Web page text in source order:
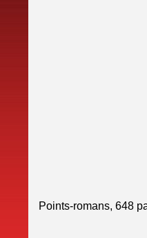
Points-romans, 648